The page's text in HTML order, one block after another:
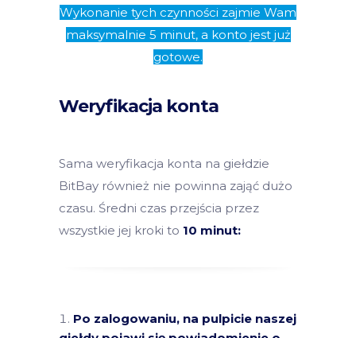
Wykonanie tych czynności zajmie Wam
maksymalnie 5 minut, a konto jest już
gotowe.
Weryfikacja konta
Sama weryfikacja konta na giełdzie
BitBay również nie powinna zająć dużo
czasu. Średni czas przejścia przez
wszystkie jej kroki to 10 minut:
Po zalogowaniu, na pulpicie naszej